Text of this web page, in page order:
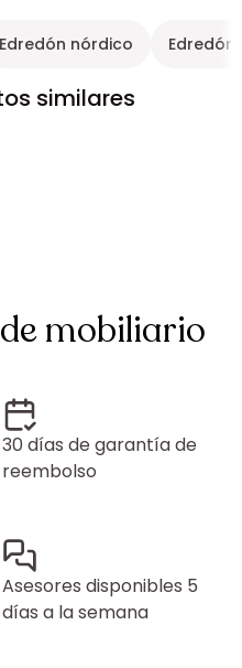
Edredón nórdico Edredón
similares
mobiliario
30 días de garantía de
reembolso
Asesores disponibles 5
días a la semana